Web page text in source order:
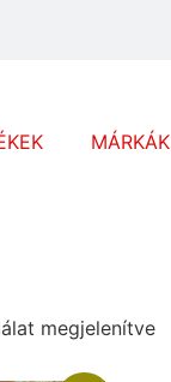
MÁRKÁK
megjelenítve